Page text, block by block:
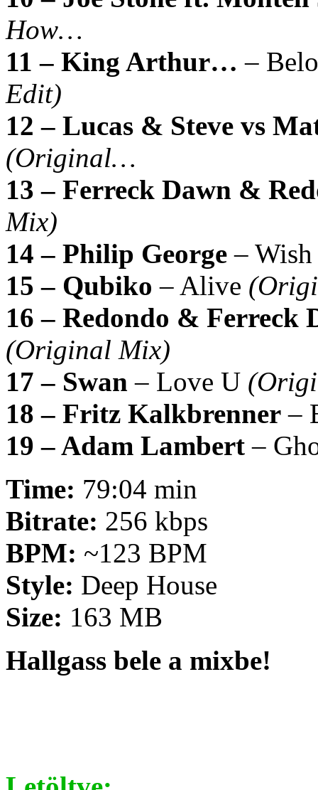
How…
11 – King Arthur… –
Edit)
12 – Lucas & Steve vs
(Original…
13 – Ferreck Dawn &
Mix)
14 – Philip George –
15 – Qubiko – Alive
16 – Redondo & Ferreck
(Original Mix)
17 – Swan – Love U
18 – Fritz Kalkbrenner –
19 – Adam Lambert –
Time: 79:04 min
Bitrate: 256 kbps
BPM: ~123 BPM
Style: Deep House
Size: 163 MB
Hallgass bele a mixbe!